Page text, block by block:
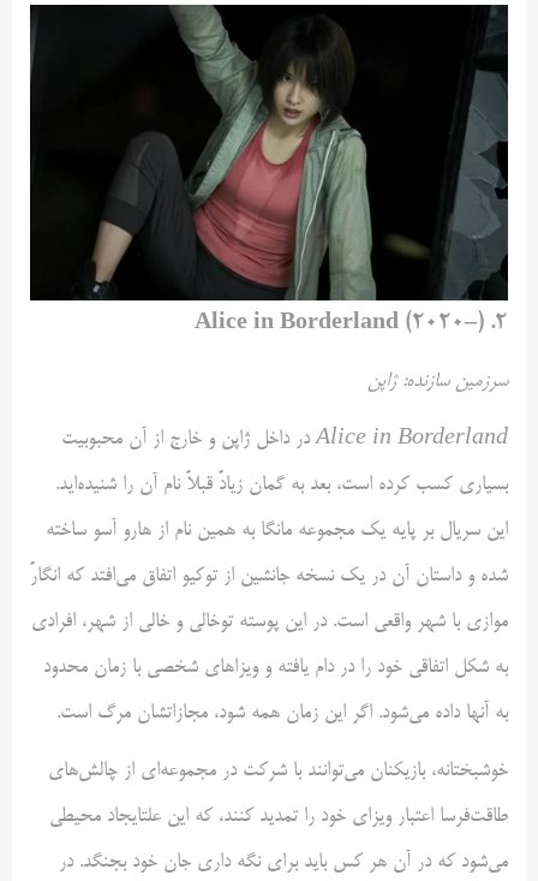
۲. Alice in Borderland (۲۰۲۰–)
سرزمین سازنده: ژاپن
Alice in Borderlandدر داخل ژاپن و خارج از آن محبوبیت
بسیاری کسب کرده است، بعد به گمان زیادً قبلاً نام آن را شنیده‌اید.
این سریال بر پایه یک مجموعه مانگا به همین نام از هارو آسو ساخته
شده و داستان آن در یک نسخه جانشین از توکیو اتفاق می‌افتد که انگارً
موازی با شهر واقعی است. در این پوسته توخالی و خالی از شهر، افرادی
به شکل اتفاقی خود را در دام یافته و ویزاهای شخصی با زمان محدود
به آنها داده می‌شود. اگر این زمان همه شود، مجازاتشان مرگ است.
خوشبختانه، بازیکنان می‌توانند با شرکت در مجموعه‌ای از چالش‌های
طاقت‌فرسا اعتبار ویزای خود را تمدید کنند، که این علتایجاد محیطی
می‌شود که در آن هر کس باید برای نگه داری جان خود بجنگد. در